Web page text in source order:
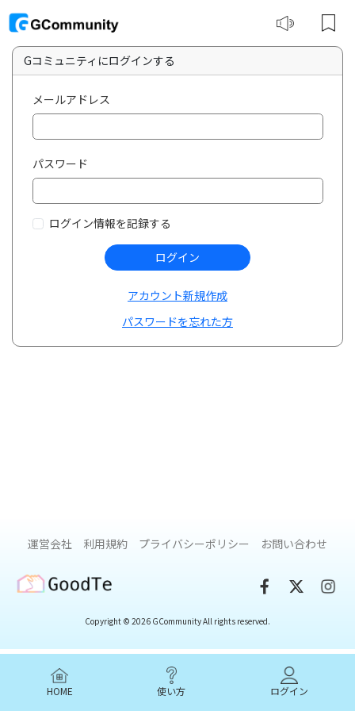
Gコミュニティにログインする
メールアドレス
パスワード
ログイン情報を記録する
ログイン
アカウント新規作成
パスワードを忘れた方
HOME 使い方 ログイン
運営会社 利用規約 プライバシーポリシー お問い合わせ
GoodTe
Copyright © 2026 GCommunity All rights reserved.